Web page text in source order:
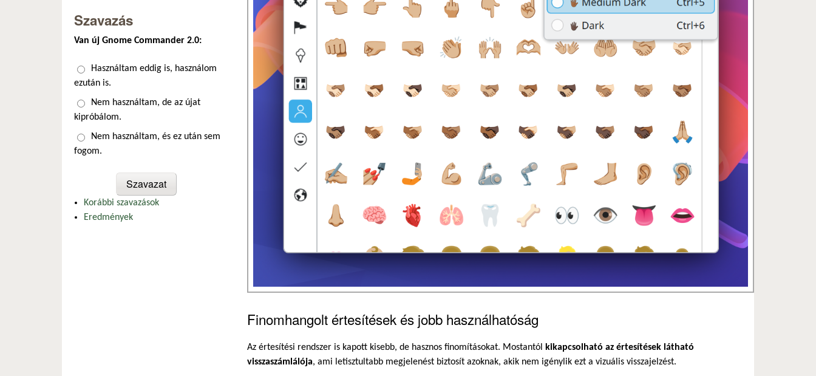
Finomhangolt értesítések és jobb használhatóság
Az értesítési rendszer is kapott kisebb, de hasznos finomításokat. Mostantól
kikapcsolható az értesítések látható
visszaszámlálója, ami letisztultabb megjelenést biztosít azoknak, akik nem igénylik ezt a vizuális visszajelzést.
Szavazás
Van új Gnome Commander 2.0:
Választások
Használtam eddig is, használom
ezután is.
Nem használtam, de az újat
kipróbálom.
Nem használtam, és ez után sem
fogom.
Korábbi szavazások
Eredmények